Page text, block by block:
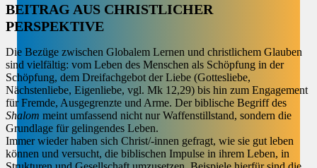
BEITRAG AUS CHRISTLICHER
PERSPEKTIVE
Die Bezüge zwischen Globalem Lernen und christlichem Glauben
sind vielfältig: vom Leben des Menschen als Schöpfung in der
Schöpfung, dem Dreifachgebot der Liebe (Gottesliebe,
Nächstenliebe, Eigenliebe, vgl. Mk 12,29) bis hin zum Engagement
für Fremde, Ausgegrenzte und Arme. Der biblische Begriff des
Shalom meint umfassend nicht nur Waffenstillstand, sondern die
Grundlage für gelingendes Leben.
Immer wieder haben sich Christ/-innen gefragt, wie sie gut leben
können und versucht, die biblischen Impulse in ihrem Leben, in